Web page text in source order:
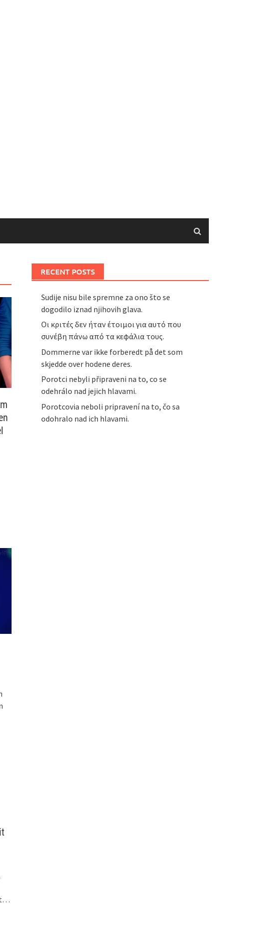
RECENT POSTS
Sudije nisu bile spremne za ono što se
dogodilo iznad njihovih glava.
Οι κριτές δεν ήταν έτοιμοι για αυτό που
συνέβη πάνω από τα κεφάλια τους.
Dommerne var ikke forberedt på det som
skjedde over hodene deres.
Porotci nebyli připraveni na to, co se
odehrálo nad jejich hlavami.
Porotcovia neboli pripravení na to, čo sa
odohralo nad ich hlavami.